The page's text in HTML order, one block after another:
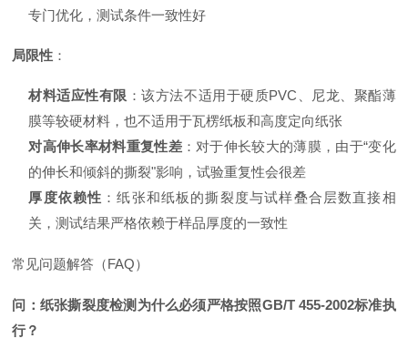
专门优化，测试条件一致性好
局限性 ：
材料适应性有限 ：该方法不适用于硬质PVC、尼龙、聚酯薄
膜等较硬材料 ，也不适用于瓦楞纸板和高度定向纸张
对高伸长率材料重复性差：对于伸长较大的薄膜，由于“变化
的伸长和倾斜的撕裂"影响，试验重复性会很差
厚度依赖性 ：纸张和纸板的撕裂度与试样叠合层数直接相
关，测试结果严格依赖于样品厚度的一致性
常见问题解答（FAQ）
问：纸张撕裂度检测为什么必须严格按照GB/T 455-2002标准执
行？